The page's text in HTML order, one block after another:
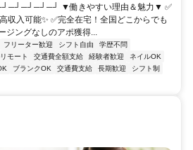
▼働きやすい理由＆魅力▼ ✅
収入可能✨ ✅完全在宅！全国どこからでも
ジングなしのアポ獲得...
フリーター歓迎 シフト自由
学歴不問
モート 交通費全額支給 経験者歓迎
ネイルOK
ブランクOK 交通費支給 長期歓迎
シフト制